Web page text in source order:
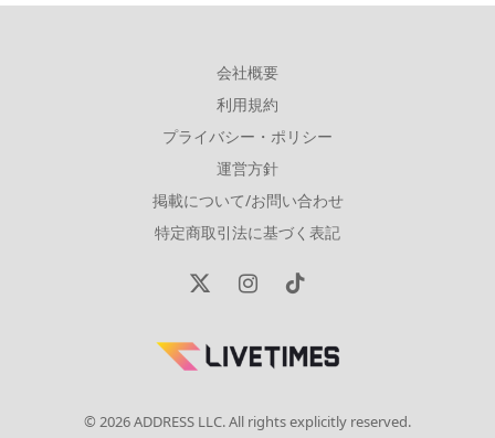
会社概要
利用規約
プライバシー・ポリシー
運営方針
掲載について/お問い合わせ
特定商取引法に基づく表記
X
InstagramTikTok
© 2026 ADDRESS LLC. All rights explicitly reserved.